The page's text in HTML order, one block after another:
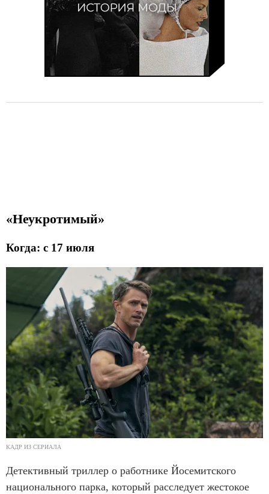
«Неукротимый»
Когда: с 17 июля
КАДР ИЗ СЕРИАЛА
Детективный триллер о работнике Йосемитского
национального парка, который расследует жестокое